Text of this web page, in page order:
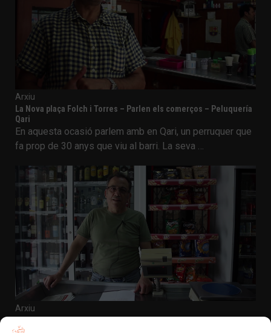
Arxiu
La Nova plaça Folch i Torres – Parlen els comerços – Peluquería
Qari
En aquesta ocasió parlem amb en Qari, un perruquer que
fa prop de 30 anys que viu al barri. La seva …
Arxiu
Autoservicios Muñoz